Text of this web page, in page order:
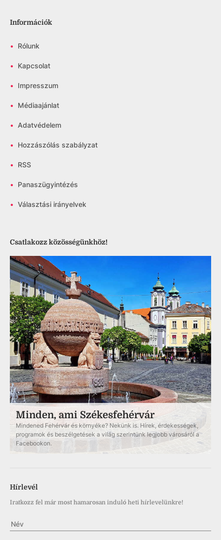
Információk
• Rólunk
• Kapcsolat
• Impresszum
• Médiaajánlat
• Adatvédelem
• Hozzászólás szabályzat
• RSS
• Panaszügyintézés
• Választási irányelvek
Csatlakozz közösségünkhöz!
Minden, ami Székesfehérvár
Mindened Fehérvár és környéke? Nekünk is. Hírek, érdekességek,
programok és beszélgetések a világ szerintünk legjobb városáról a
Facebookon.
Hírlevél
Iratkozz fel már most hamarosan induló heti hírlevelünkre!